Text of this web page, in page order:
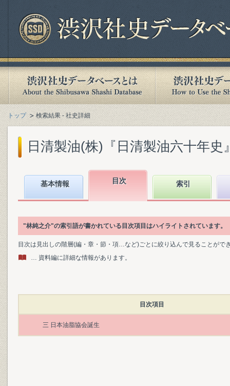
トップ 検索結果 - 社史詳細
日清製油(株)『日清製油六十年史
基本情報 目次 索引
"林純之介"の索引語が書かれている目次項目はハイライトされています。
目次は見出しの階層(編・章・節・項…など)ごとに絞り込んで見ることがで
… 資料編に詳細な情報があります。
目次項目
三 日本油脂協会誕生